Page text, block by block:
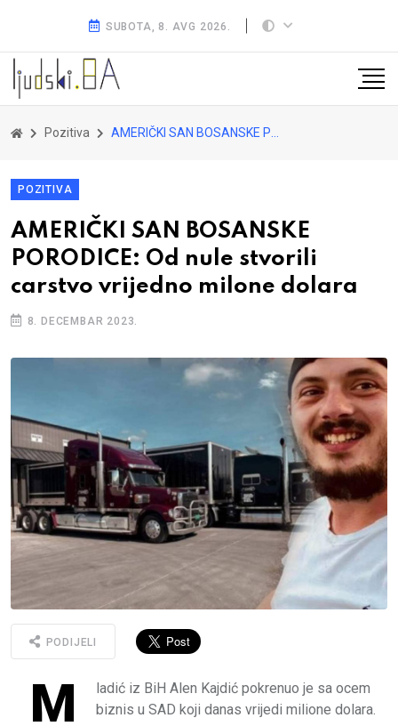
SUBOTA, 8. AVG 2026.
Pozitiva AMERIČKI SAN BOSANSKE PORODICE: Od nule stvorili carstvo vrijedno milone dolara
POZITIVA
AMERIČKI SAN BOSANSKE
PORODICE: Od nule stvorili
carstvo vrijedno milone dolara
8. DECEMBAR 2023.
PODIJELI
M
ladić iz BiH Alen Kajdić pokrenuo je sa ocem
biznis u SAD koji danas vrijedi milione dolara.